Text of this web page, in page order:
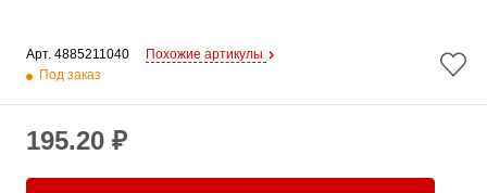
Арт. 4885211040
Похожие артикулы
Под заказ
195.20 ₽